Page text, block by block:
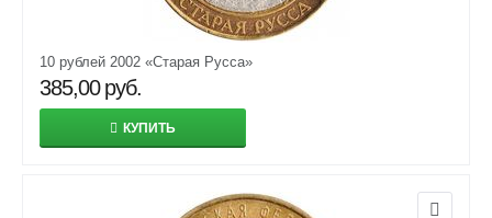
10 рублей 2002 «Старая Русса»
385,00 руб.
КУПИТЬ